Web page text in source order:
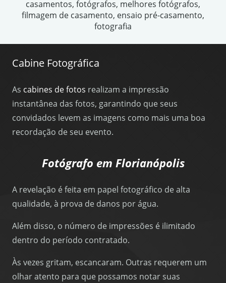
casamentos, fotógrafos, melhores fotógrafos,
filmagem de casamento, ensaio pré-casamento,
fotografia
Cabine Fotográfica
As cabines de fotos realizam a impressão
instantânea das fotos, garantindo que seus
convidados levem as imagens como mais uma boa
recordação de seu evento.
Fotógrafo em Florianópolis
A revelação é feita em papel fotográfico de alta
qualidade, à prova de danos por água.
Além disso, o número de impressões é ilimitado
dentro do período contratado.
Às vezes gritam, escancaram. Outras requerem um
olhar atento para que possamos notar suas